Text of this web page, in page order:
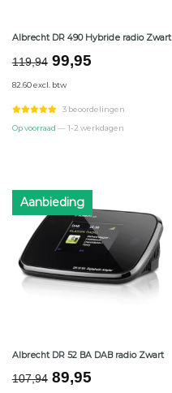
Albrecht DR 490 Hybride radio Zwart
119,94 Oorspronkelijke
was:
€119,94.
99,95Huidige
€99,95.
82.60 excl. btw
3 beoordelingen
Op voorraad — 1-2 werkdagen
Aanbieding
Albrecht DR 52 BA DAB radio Zwart
107,94 Oorspronkelijke
89,95Huidige